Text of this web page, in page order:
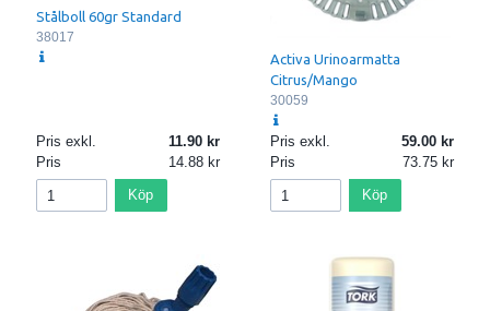
Stålboll 60gr Standard
38017
Pris exkl.
11.90
Pris
14.88
Köp
Activa Urinoarmatta
Citrus/Mango
30059
Pris exkl.
59.00
Pris
73.75
Köp